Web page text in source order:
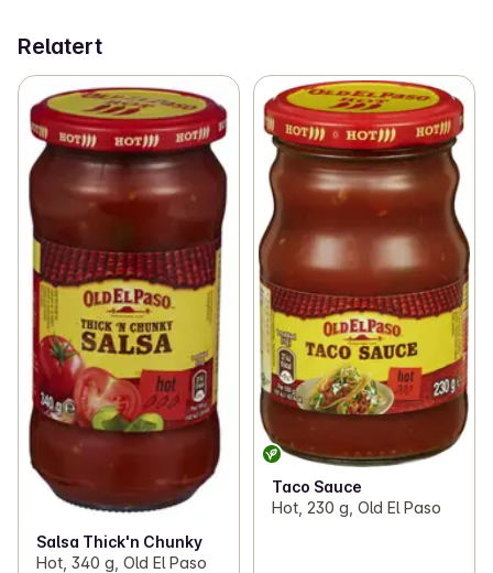
Relatert
Salsa Thick'n Chunky
Hot, 340 g, Old El Paso
Taco Sauce
Hot, 230 g, Old El Paso